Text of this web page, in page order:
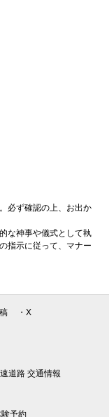
必ず確認の上、お出か
な神事や儀式として執
指示に従って、マナー
・X
速道路 交通情報
予約